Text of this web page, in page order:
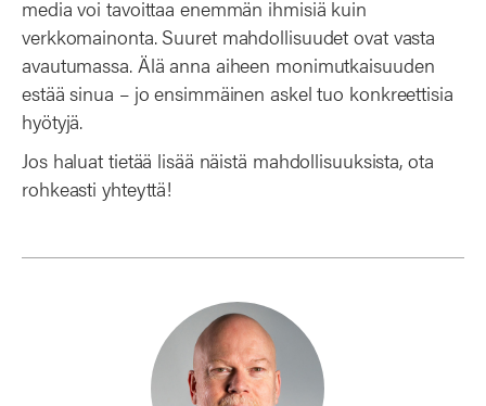
media voi tavoittaa enemmän ihmisiä kuin
verkkomainonta. Suuret mahdollisuudet ovat vasta
avautumassa. Älä anna aiheen monimutkaisuuden
estää sinua – jo ensimmäinen askel tuo konkreettisia
hyötyjä.
Jos haluat tietää lisää näistä mahdollisuuksista, ota
rohkeasti yhteyttä!